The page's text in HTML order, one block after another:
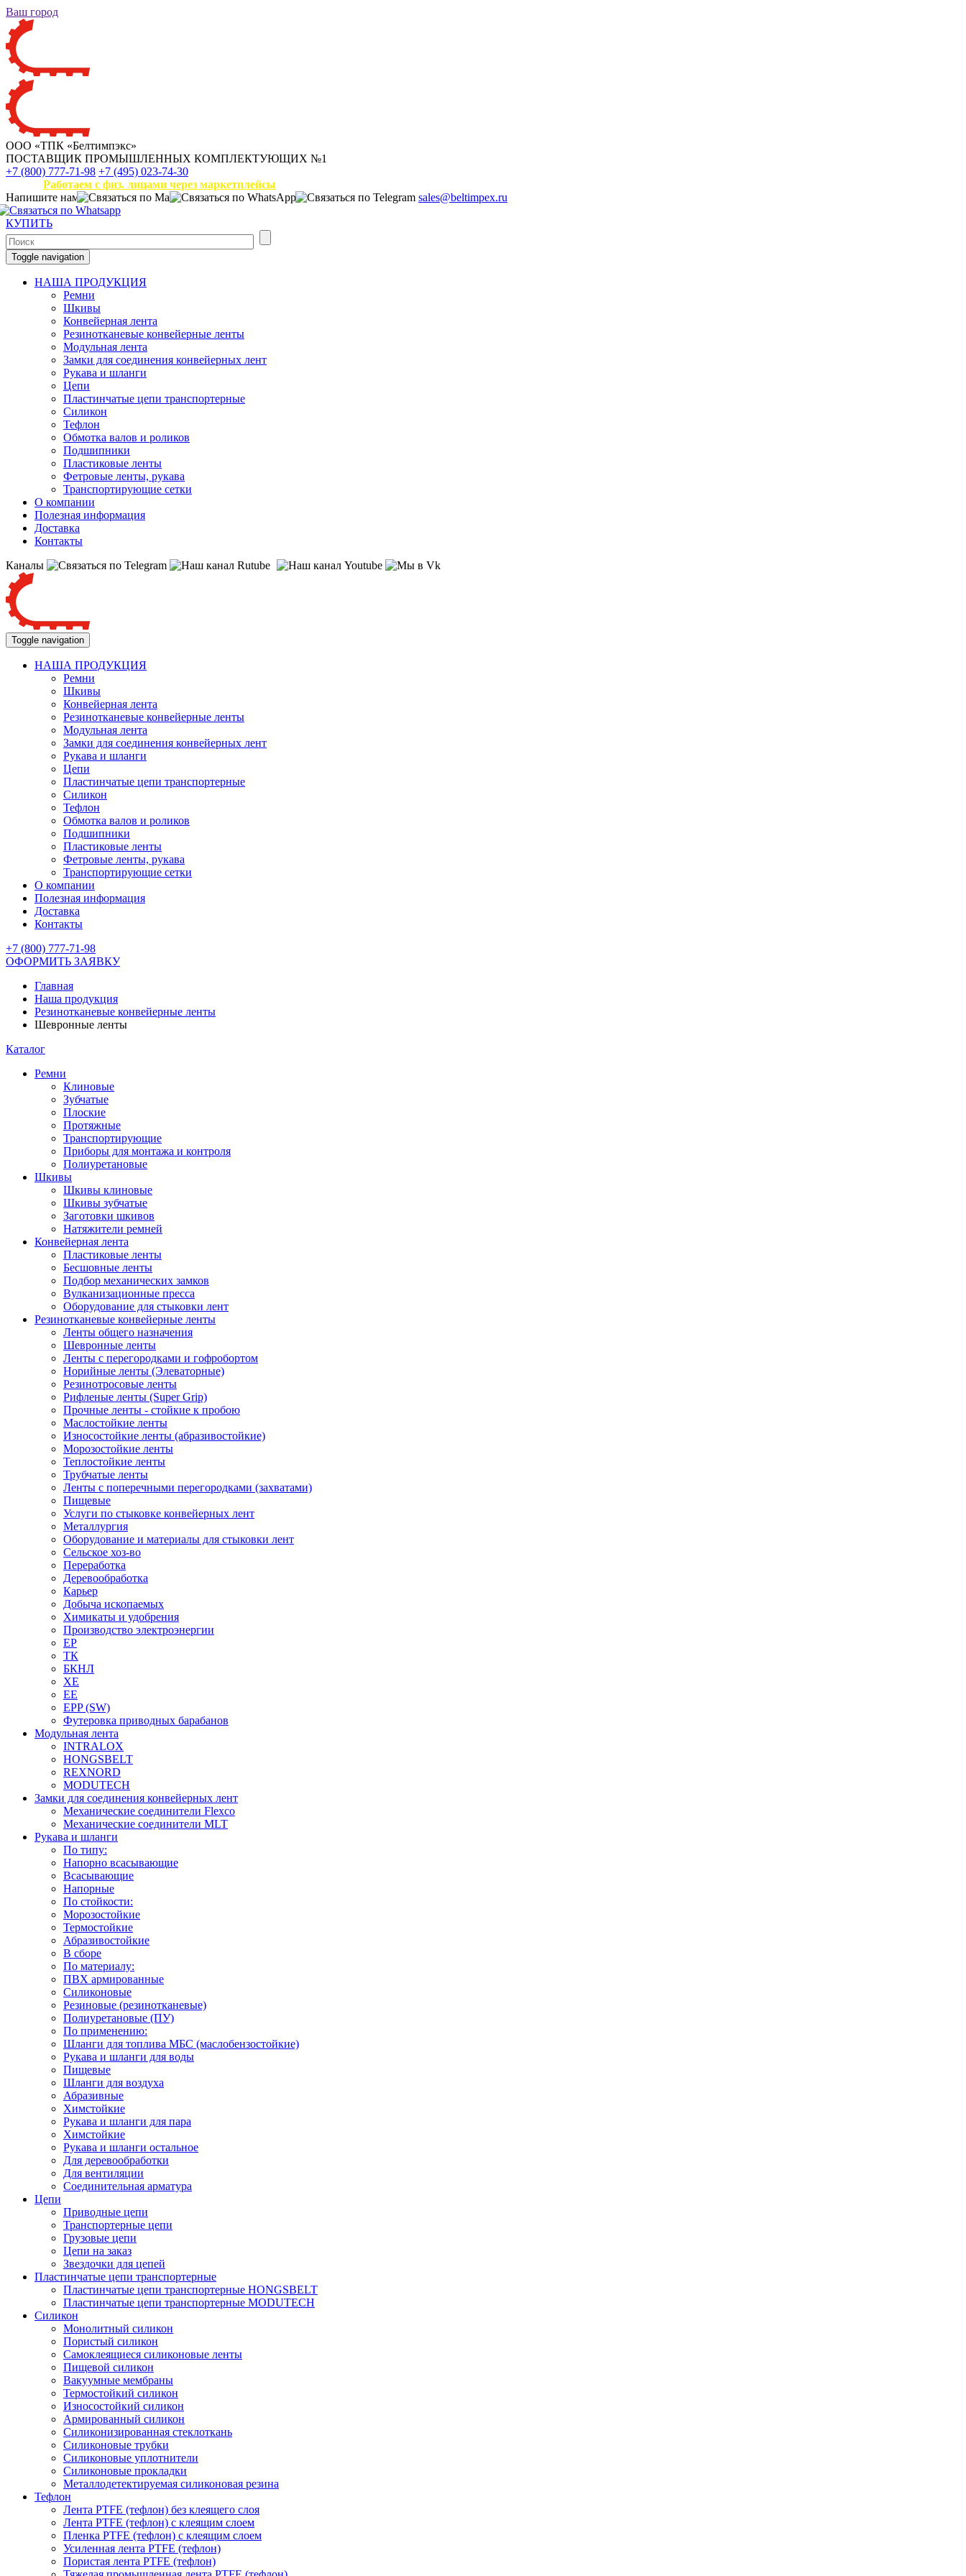
Ваш город
ООО «ТПК «Белтимпэкс»
ПОСТАВЩИК ПРОМЫШЛЕННЫХ КОМПЛЕКТУЮЩИХ №1
+7 (800) 777-71-98 +7 (495) 023-74-30
Работаем с физ. лицами через маркетплейсы
Напишите нам
sales@beltimpex.ru
КУПИТЬ
Toggle navigation
НАША ПРОДУКЦИЯ
Ремни
Шкивы
Конвейерная лента
Резинотканевые конвейерные ленты
Модульная лента
Замки для соединения конвейерных лент
Рукава и шланги
Цепи
Пластинчатые цепи транспортерные
Силикон
Тефлон
Обмотка валов и роликов
Подшипники
Пластиковые ленты
Фетровые ленты, рукава
Транспортирующие сетки
О компании
Полезная информация
Доставка
Контакты
Каналы
Toggle navigation
НАША ПРОДУКЦИЯ
Ремни
Шкивы
Конвейерная лента
Резинотканевые конвейерные ленты
Модульная лента
Замки для соединения конвейерных лент
Рукава и шланги
Цепи
Пластинчатые цепи транспортерные
Силикон
Тефлон
Обмотка валов и роликов
Подшипники
Пластиковые ленты
Фетровые ленты, рукава
Транспортирующие сетки
О компании
Полезная информация
Доставка
Контакты
+7 (800) 777-71-98
ОФОРМИТЬ ЗАЯВКУ
Главная
Наша продукция
Резинотканевые конвейерные ленты
Шевронные ленты
Каталог
Ремни
Клиновые
Зубчатые
Плоские
Протяжные
Транспортирующие
Приборы для монтажа и контроля
Полиуретановые
Шкивы
Шкивы клиновые
Шкивы зубчатые
Заготовки шкивов
Натяжители ремней
Конвейерная лента
Пластиковые ленты
Бесшовные ленты
Подбор механических замков
Вулканизационные пресса
Оборудование для стыковки лент
Резинотканевые конвейерные ленты
Ленты общего назначения
Шевронные ленты
Ленты с перегородками и гофробортом
Норийные ленты (Элеваторные)
Резинотросовые ленты
Рифленые ленты (Super Grip)
Прочные ленты - стойкие к пробою
Маслостойкие ленты
Износостойкие ленты (абразивостойкие)
Морозостойкие ленты
Теплостойкие ленты
Трубчатые ленты
Ленты с поперечными перегородками (захватами)
Пищевые
Услуги по стыковке конвейерных лент
Металлургия
Оборудование и материалы для стыковки лент
Сельское хоз-во
Переработка
Деревообработка
Карьер
Добыча ископаемых
Химикаты и удобрения
Производство электроэнергии
EP
ТК
БКНЛ
XE
EE
EPP (SW)
Футеровка приводных барабанов
Модульная лента
INTRALOX
HONGSBELT
REXNORD
MODUTECH
Замки для соединения конвейерных лент
Механические соединители Flexco
Механические соединители MLT
Рукава и шланги
По типу:
Напорно всасывающие
Всасывающие
Напорные
По стойкости:
Морозостойкие
Термостойкие
Абразивостойкие
В сборе
По материалу:
ПВХ армированные
Силиконовые
Резиновые (резинотканевые)
Полиуретановые (ПУ)
По применению:
Шланги для топлива МБС (маслобензостойкие)
Рукава и шланги для воды
Пищевые
Шланги для воздуха
Абразивные
Химстойкие
Рукава и шланги для пара
Химстойкие
Рукава и шланги остальное
Для деревообработки
Для вентиляции
Соединительная арматура
Цепи
Приводные цепи
Транспортерные цепи
Грузовые цепи
Цепи на заказ
Звездочки для цепей
Пластинчатые цепи транспортерные
Пластинчатые цепи транспортерные HONGSBELT
Пластинчатые цепи транспортерные MODUTECH
Силикон
Монолитный силикон
Пористый силикон
Самоклеящиеся силиконовые ленты
Пищевой силикон
Вакуумные мембраны
Термостойкий силикон
Износостойкий силикон
Армированный силикон
Силиконизированная стеклоткань
Силиконовые трубки
Силиконовые уплотнители
Силиконовые прокладки
Металлодетектируемая силиконовая резина
Тефлон
Лента PTFE (тефлон) без клеящего слоя
Лента PTFE (тефлон) с клеящим слоем
Пленка PTFE (тефлон) с клеящим слоем
Усиленная лента PTFE (тефлон)
Пористая лента PTFE (тефлон)